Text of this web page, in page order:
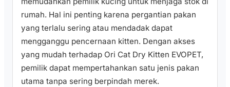
rumah. Hal ini penting karena pergantian pakan
yang terlalu sering atau mendadak dapat
mengganggu pencernaan kitten. Dengan akses
yang mudah terhadap Ori Cat Dry Kitten EVOPET,
pemilik dapat mempertahankan satu jenis pakan
utama tanpa sering berpindah merek.